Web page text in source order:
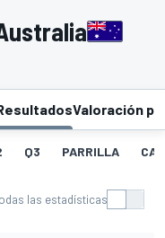
Valoración
Q3 PARRILLA
las estadísticas